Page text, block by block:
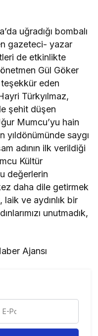
uğradığı bombalı
gazeteci- yazar
de etkinlikte
Gül Göker
eden
Türkyılmaz,
şehit düşen
Mumcu’yu hain
yıldönümünde saygı
adının ilk verildiği
Kültür
değerlerin
daha dile getirmek
ve aydınlık bir
unutmadık,
Ajansı